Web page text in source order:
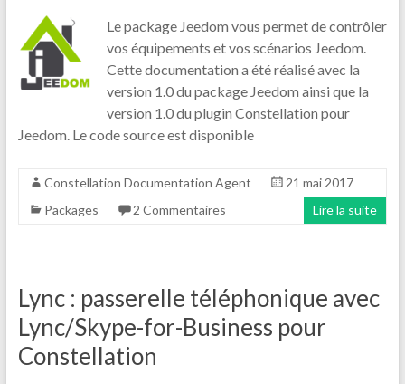
Le package Jeedom vous permet de contrôler
vos équipements et vos scénarios Jeedom.
Cette documentation a été réalisé avec la
version 1.0 du package Jeedom ainsi que la
version 1.0 du plugin Constellation pour
Jeedom. Le code source est disponible
Constellation Documentation Agent
21 mai 2017
Packages
2 Commentaires Lire la suite
Lync : passerelle téléphonique avec
Lync/Skype-for-Business pour
Constellation